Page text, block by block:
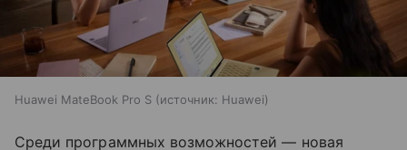
Huawei MateBook Pro S источник: Huawei
Среди программных возможностей — новая